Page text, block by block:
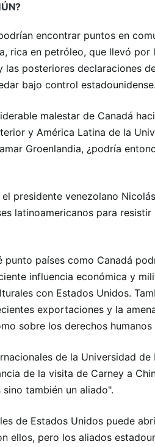
encontrar puntos en
rica en petróleo, que llevó por
posteriores declaraciones
bajo control estadounidense.
malestar de Canadá
y América Latina de la
Groenlandia, ¿podría
presidente venezolano
latinoamericanos para resistir
países como Canadá
influencia económica y
con Estados Unidos.
exportaciones y la
sobre los derechos humanos
de la Universidad de
de la visita de Carney a
también un aliado".
de Estados Unidos puede
ellos, pero los aliados